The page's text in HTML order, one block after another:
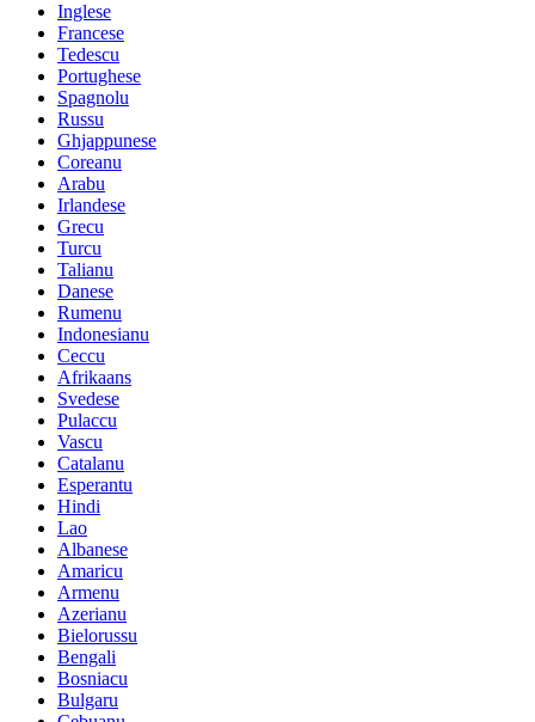
Inglese
Francese
Tedescu
Portughese
Spagnolu
Russu
Ghjappunese
Coreanu
Arabu
Irlandese
Grecu
Turcu
Talianu
Danese
Rumenu
Indonesianu
Ceccu
Afrikaans
Svedese
Pulaccu
Vascu
Catalanu
Esperantu
Hindi
Lao
Albanese
Amaricu
Armenu
Azerianu
Bielorussu
Bengali
Bosniacu
Bulgaru